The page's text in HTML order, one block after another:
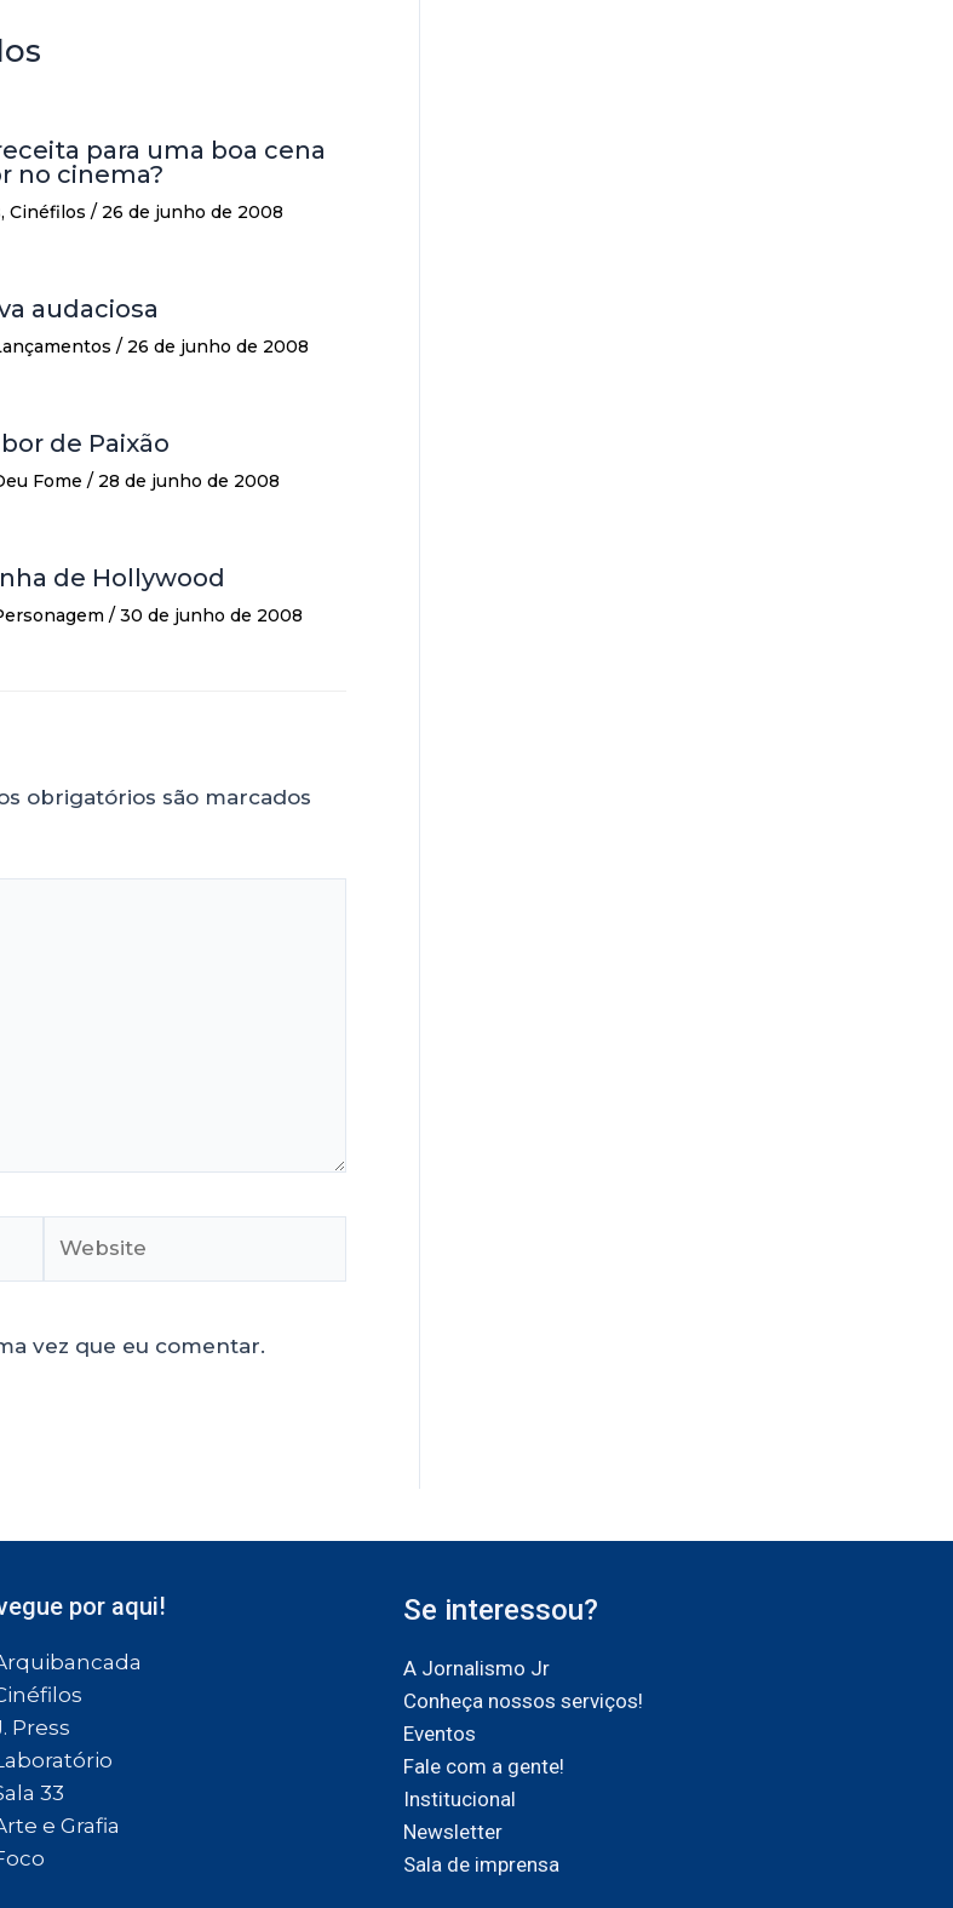
para uma boa cena
no cinema?
, Cinéfilos / 26 de junho de 2008
audaciosa
/ 26 de junho de 2008
de Paixão
Fome / 28 de junho de 2008
de Hollywood
/ 30 de junho de 2008
obrigatórios são marcados
vez que eu comentar.
por aqui!
Press
33
e Grafia
Se interessou?
A Jornalismo Jr
Conheça nossos serviços!
Eventos
Fale com a gente!
Institucional
Newsletter
Sala de imprensa